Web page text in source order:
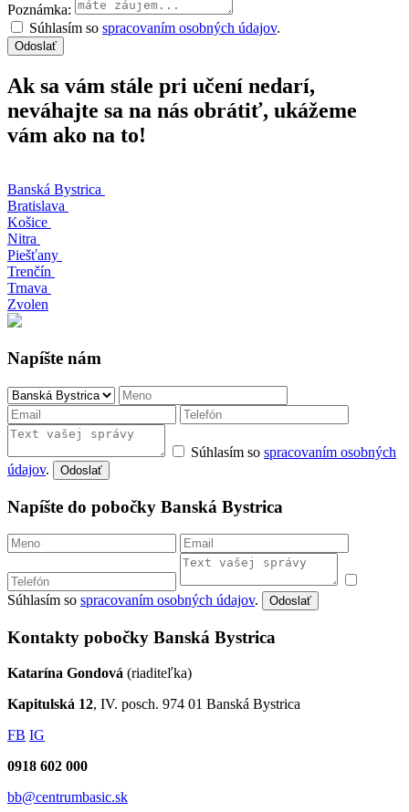
Poznámka:
Súhlasím so spracovaním osobných údajov.
Odoslať
Ak sa vám stále pri učení nedarí,
neváhajte sa na nás obrátiť, ukážeme
vám ako na to!
Banská Bystrica
Bratislava
Košice
Nitra
Piešťany
Trenčín
Trnava
Zvolen
Napíšte nám
Súhlasím so spracovaním osobných
údajov. Odoslať
Napíšte do pobočky Banská Bystrica
Súhlasím so spracovaním osobných údajov. Odoslať
Kontakty pobočky Banská Bystrica
Katarína Gondová (riaditeľka)
Kapitulská 12, IV. posch. 974 01 Banská Bystrica
FB IG
0918 602 000
bb@centrumbasic.sk